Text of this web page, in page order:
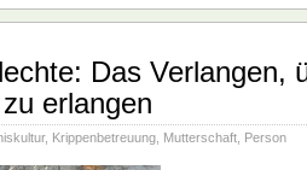
Das Verlangen,
erlangen
, Krippenbetreuung Mutterschaft Person